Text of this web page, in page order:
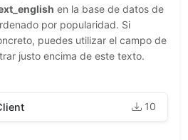
en la base de datos de
por popularidad. Si
puedes utilizar el campo de
justo encima de este texto.
10